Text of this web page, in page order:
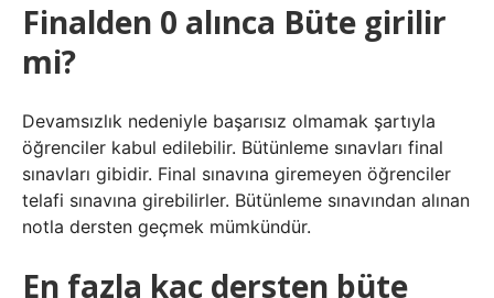
Finalden 0 alınca Büte girilir
mi?
Devamsızlık nedeniyle başarısız olmamak şartıyla
öğrenciler kabul edilebilir. Bütünleme sınavları final
sınavları gibidir. Final sınavına giremeyen öğrenciler
telafi sınavına girebilirler. Bütünleme sınavından alınan
notla dersten geçmek mümkündür.
En fazla kaç dersten büte